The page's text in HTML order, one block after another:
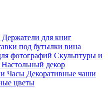
Держатели для книг
под бутылки вина
фотографий Скульптуры и
Настольный декор
Часы Декоративные чаши
цветы